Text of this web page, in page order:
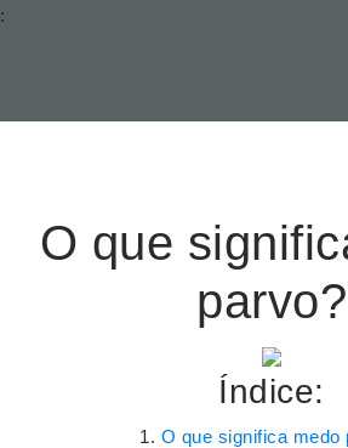
:
O que
parvo?
Índice:
O que significa medo